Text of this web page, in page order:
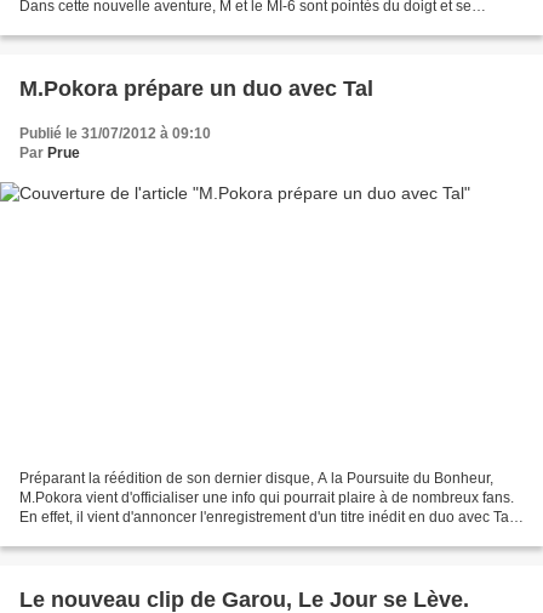
Dans cette nouvelle aventure, M et le MI-6 sont pointés du doigt et se
M.Pokora prépare un duo avec Tal
Publié le 31/07/2012 à 09:10
Par Prue
Préparant la réédition de son dernier disque, A la Poursuite du Bonheur,
M.Pokora vient d'officialiser une info qui pourrait plaire à de nombreux fans.
En effet, il vient d'annoncer l'enregistrement d'un titre inédit en duo avec Tal.
Le nouveau clip de Garou, Le Jour se Lève.